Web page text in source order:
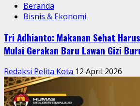
Beranda
Bisnis & Ekonomi
Tri Adhianto: Makanan Sehat
Mulai Gerakan Baru Lawan Gizi
Redaksi Pelita Kota 12 April 2026